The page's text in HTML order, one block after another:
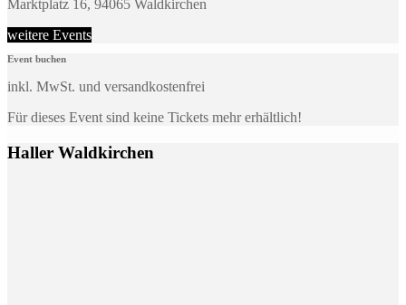
Marktplatz 16, 94065 Waldkirchen
weitere Events
Event buchen
inkl. MwSt. und versandkostenfrei
Für dieses Event sind keine Tickets mehr erhältlich!
Haller Waldkirchen